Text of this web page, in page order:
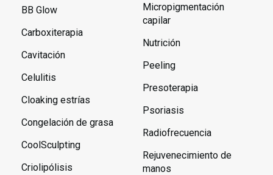
BB Glow
Carboxiterapia
Cavitación
Celulitis
Cloaking estrías
Congelación de grasa
CoolSculpting
Criolipólisis
Micropigmentación
capilar
Nutrición
Peeling
Presoterapia
Psoriasis
Radiofrecuencia
Rejuvenecimiento de
manos